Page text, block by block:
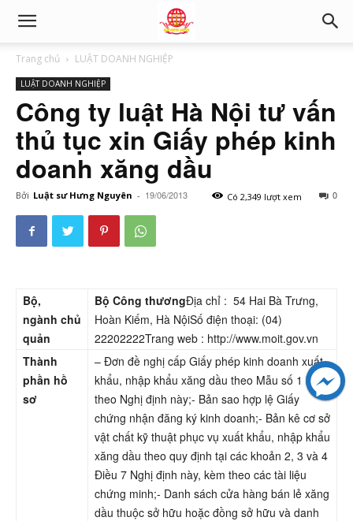
Trang chủ LUẬT DOANH NGHIỆP
LUẬT DOANH NGHIỆP
Công ty luật Hà Nội tư vấn
thủ tục xin Giấy phép kinh
doanh xăng dầu
Bởi Luật sư Hưng Nguyên - 19/06/2013 0
Có 2,349 lượt xem
Bộ,
ngành chủ
quản
Bộ Công thươngĐịa chỉ : 54 Hai Bà Trưng,
Hoàn Kiếm, Hà NộiSố điện thoại: (04)
22202222Trang web : http://www.moit.gov.vn
Thành
phần hồ
sơ
– Đơn đề nghị cấp Giấy phép kinh doanh xuất
khẩu, nhập khẩu xăng dầu theo Mẫu số 1 kèm
theo Nghị định này;- Bản sao hợp lệ Giấy
chứng nhận đăng ký kinh doanh;- Bản kê cơ sở
vật chất kỹ thuật phục vụ xuất khẩu, nhập khẩu
xăng dầu theo quy định tại các khoản 2, 3 và 4
Điều 7 Nghị định này, kèm theo các tài liệu
chứng minh;- Danh sách cửa hàng bán lẻ xăng
dầu thuộc sở hữu hoặc đồng sở hữu và danh